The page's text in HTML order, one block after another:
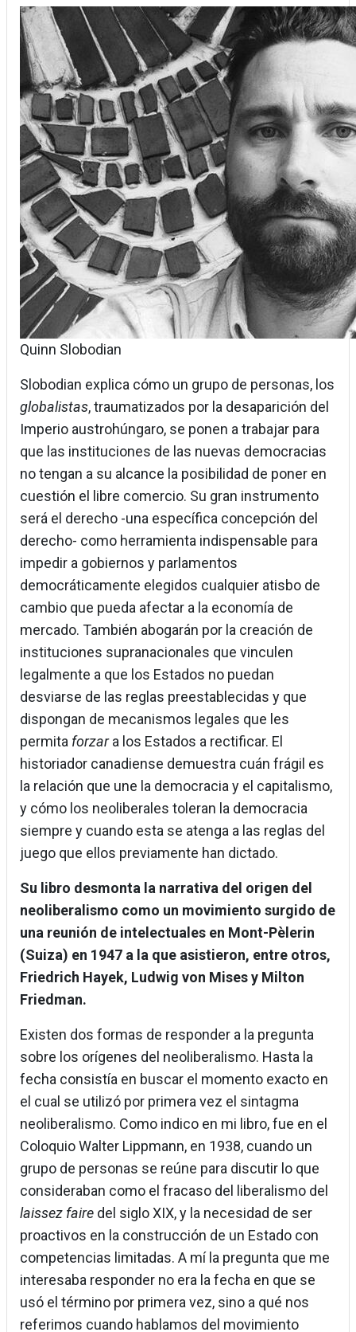
Quinn Slobodian
Slobodian explica cómo un grupo de personas, los
globalistas, traumatizados por la desaparición del
Imperio austrohúngaro, se ponen a trabajar para
que las instituciones de las nuevas democracias
no tengan a su alcance la posibilidad de poner en
cuestión el libre comercio. Su gran instrumento
será el derecho -una específica concepción del
derecho- como herramienta indispensable para
impedir a gobiernos y parlamentos
democráticamente elegidos cualquier atisbo de
cambio que pueda afectar a la economía de
mercado. También abogarán por la creación de
instituciones supranacionales que vinculen
legalmente a que los Estados no puedan
desviarse de las reglas preestablecidas y que
dispongan de mecanismos legales que les
permita forzara los Estados a rectificar. El
historiador canadiense demuestra cuán frágil es
la relación que une la democracia y el capitalismo,
y cómo los neoliberales toleran la democracia
siempre y cuando esta se atenga a las reglas del
juego que ellos previamente han dictado.
Su libro desmonta la narrativa del origen del
neoliberalismo como un movimiento surgido de
una reunión de intelectuales en Mont-Pèlerin
(Suiza) en 1947 a la que asistieron, entre otros,
Friedrich Hayek, Ludwig von Mises y Milton
Friedman.
Existen dos formas de responder a la pregunta
sobre los orígenes del neoliberalismo. Hasta la
fecha consistía en buscar el momento exacto en
el cual se utilizó por primera vez el sintagma
neoliberalismo. Como indico en mi libro, fue en el
Coloquio Walter Lippmann, en 1938, cuando un
grupo de personas se reúne para discutir lo que
consideraban como el fracaso del liberalismo del
laissez faire del siglo XIX, y la necesidad de ser
proactivos en la construcción de un Estado con
competencias limitadas. A mí la pregunta que me
interesaba responder no era la fecha en que se
usó el término por primera vez, sino a qué nos
referimos cuando hablamos del movimiento